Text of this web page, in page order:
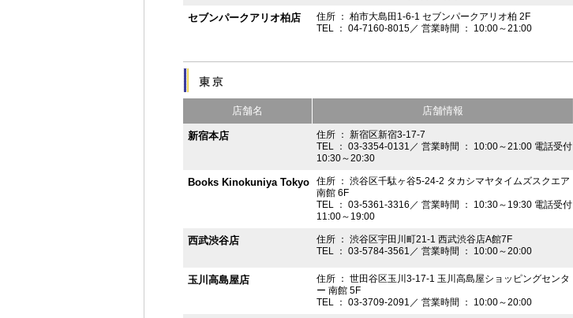
セブンパークアリオ柏店
住所 ： 柏市大島田1-6-1 セブンパークアリオ柏 2F
TEL ： 04-7160-8015／ 営業時間 ： 10:00～21:00
店舗名 店舗情報
新宿本店
住所 ： 新宿区新宿3-17-7
TEL ： 03-3354-0131／ 営業時間 ： 10:00～21:00 電話受付
10:30～20:30
Books Kinokuniya Tokyo
住所 ： 渋谷区千駄ヶ谷5-24-2 タカシマヤタイムズスクエア
南館 6F
TEL ： 03-5361-3316／ 営業時間 ： 10:30～19:30 電話受付
11:00～19:00
西武渋谷店
住所 ： 渋谷区宇田川町21-1 西武渋谷店A館7F
TEL ： 03-5784-3561／ 営業時間 ： 10:00～20:00
玉川高島屋店
住所 ： 世田谷区玉川3-17-1 玉川高島屋ショッピングセンタ
ー 南館 5F
TEL ： 03-3709-2091／ 営業時間 ： 10:00～20:00